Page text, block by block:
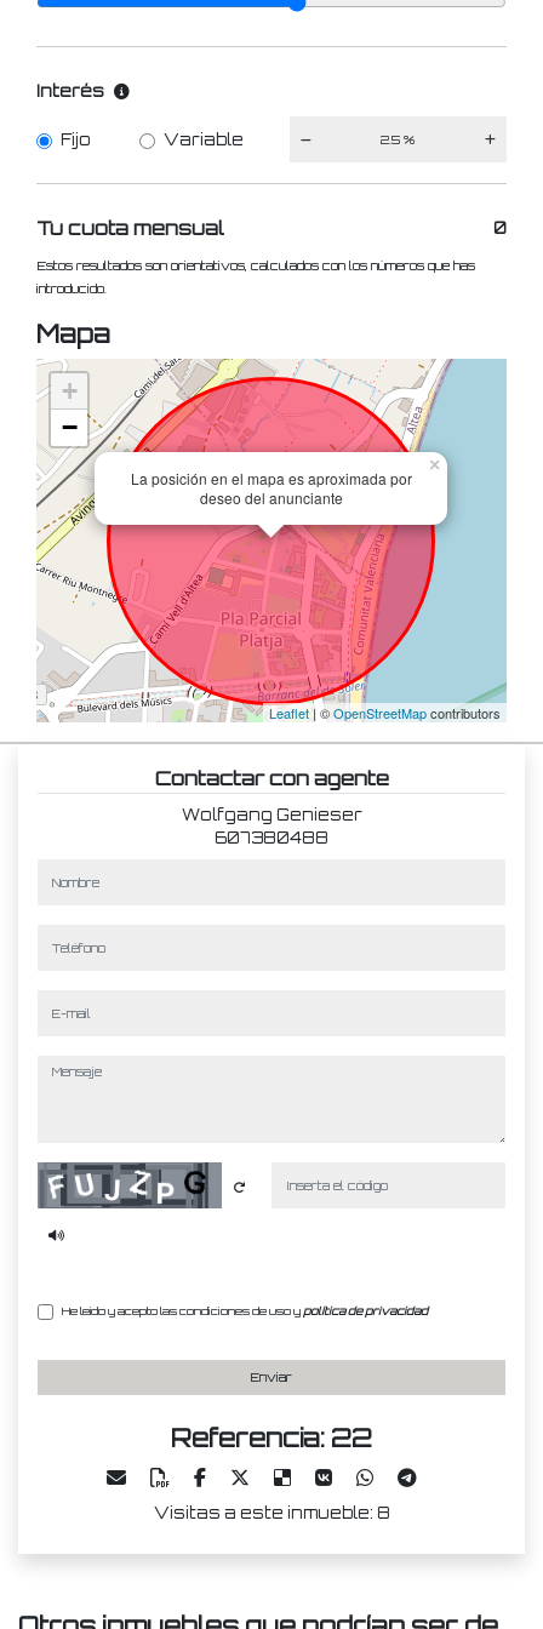
Interés
Fijo Variable
Tu cuota mensual 0
Estos resultados son orientativos, calculados con los números que has
introducido.
Mapa
La posición en el mapa es aproximada por
deseo del anunciante
×
+
−
Leaflet| ©OpenStreetMapcontributors
Contactar con agente
Wolfgang Genieser
607380488
mensaje
Captcha
He leído y acepto las condiciones de uso ypolítica de privacidad
Enviar
Referencia: 22
Visitas a este inmueble: 8